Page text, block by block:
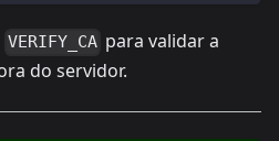
VERIFY_CA para validar a
do servidor.